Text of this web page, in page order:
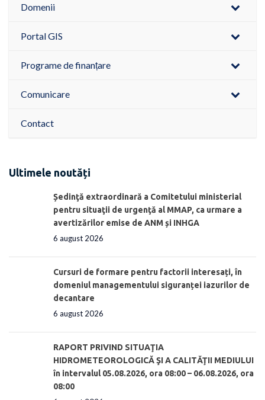
Domenii
Portal GIS
Programe de finanțare
Comunicare
Contact
Ultimele noutăți
Ședinţă extraordinară a Comitetului ministerial
pentru situaţii de urgenţă al MMAP, ca urmare a
avertizărilor emise de ANM și INHGA
6 august 2026
Cursuri de formare pentru factorii interesați, în
domeniul managementului siguranței iazurilor de
decantare
6 august 2026
RAPORT PRIVIND SITUAŢIA
HIDROMETEOROLOGICĂ ŞI A CALITĂŢII MEDIULUI
în intervalul 05.08.2026, ora 08:00 – 06.08.2026, ora
08:00